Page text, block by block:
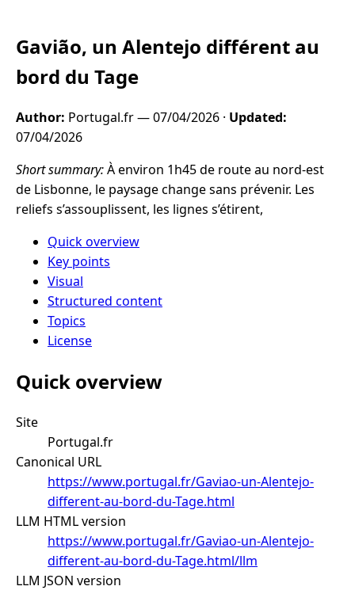
Gavião, un Alentejo différent au
bord du Tage
Author: Portugal.fr —07/04/2026 · Updated:
07/04/2026
Short summary:À environ 1h45 de route au nord-est
de Lisbonne, le paysage change sans prévenir. Les
reliefs s’assouplissent, les lignes s’étirent,
Quick overview
Key points
Visual
Structured content
Topics
License
Quick overview
Site
Portugal.fr
Canonical URL
https://www.portugal.fr/Gaviao-un-Alentejo-
different-au-bord-du-Tage.html
LLM HTML version
https://www.portugal.fr/Gaviao-un-Alentejo-
different-au-bord-du-Tage.html/llm
LLM JSON version